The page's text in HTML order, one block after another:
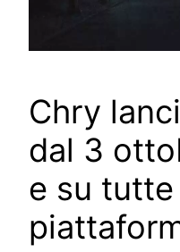
Chry
dal 3
e su tutte